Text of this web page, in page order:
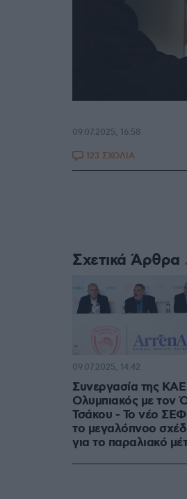
09.07.2025, 16:58
123 ΣΧΟΛΙΑ
Σχετικά Άρθρα
Συνεργασία της ΚΑΕ
Ολυμπιακός με τον
Τσάκου - Το νέο ΣΕΦ
το μεγαλόπνοο
για το παραλιακό
09.07.2025, 14:42